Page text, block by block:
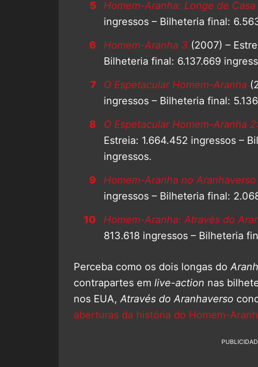
Homem-Aranha: Longe de Casa
ingressos – Bilheteria final:
Homem-Aranha 3 (2007) –
Bilheteria final: 6.137.669
O Espetacular Homem-Aranha
ingressos – Bilheteria final:
O Espetacular Homem-Aranha
Estreia: 1.664.452 ingressos –
ingressos.
Homem-Aranha no Aranhaverso
ingressos – Bilheteria final:
Homem-Aranha: Através do
813.618 ingressos – Bilheteria
Perceba como os dois longas do
contrapartes em live-action nas
nos EUA, Através do Aranhaverso
aberturas da história do Homem-